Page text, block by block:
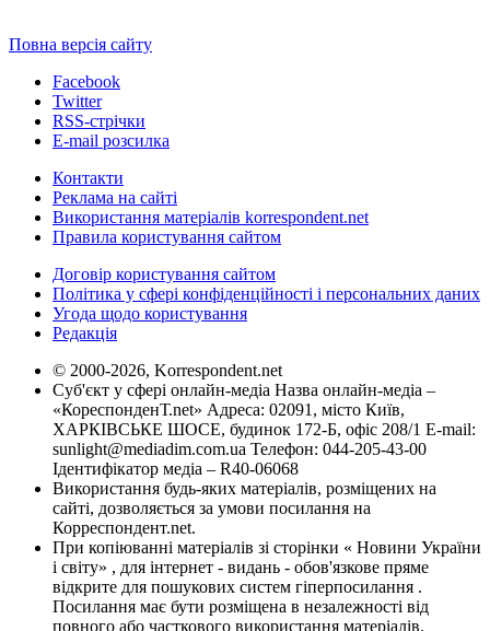
Повна версія сайту
Facebook
Twitter
RSS-стрічки
E-mail розсилка
Контакти
Реклама на сайті
Використання матеріалів korrespondent.net
Правила користування сайтом
Договір користування сайтом
Політика у сфері конфіденційності і персональних даних
Угода щодо користування
Редакція
© 2000-2026, Korrespondent.net
Суб'єкт у сфері онлайн-медіа Назва онлайн-медіа –
«КореспонденТ.net» Адреса: 02091, місто Київ,
ХАРКІВСЬКЕ ШОСЕ, будинок 172-Б, офіс 208/1 E-mail:
sunlight@mediadim.com.ua Телефон: 044-205-43-00
Ідентифікатор медіа – R40-06068
Використання будь-яких матеріалів, розміщених на
сайті, дозволяється за умови посилання на
Корреспондент.net.
При копіюванні матеріалів зі сторінки « Новини України
і світу» , для інтернет - видань - обов'язкове пряме
відкрите для пошукових систем гіперпосилання .
Посилання має бути розміщена в незалежності від
повного або часткового використання матеріалів.